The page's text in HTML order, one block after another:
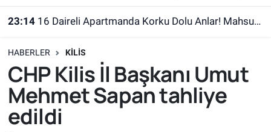
23:14 16 Daireli Apartmanda Korku Dolu Anlar! Mahsur Kalanlar Kurtarıldı
HABERLER KILIS
CHP Kilis İl Başkanı Umut
Mehmet Sapan tahliye
edildi
Süper Lig Puan Durumu ve Fikstür
Tüm Manşetler
Son Dakika Haberleri